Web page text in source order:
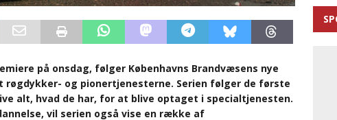
på onsdag, følger Københavns Brandvæsens nye
og pionertjenesterne. Serien følger de første
alt, hvad de har, for at blive optaget i specialtjenesten.
vil serien også vise en række af